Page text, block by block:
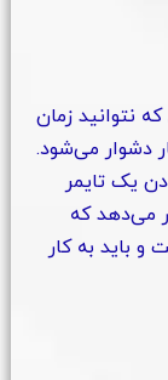
نتوانید زمان
دشوار می‌شود.
یک تایمر
می‌دهد که
باید به کار